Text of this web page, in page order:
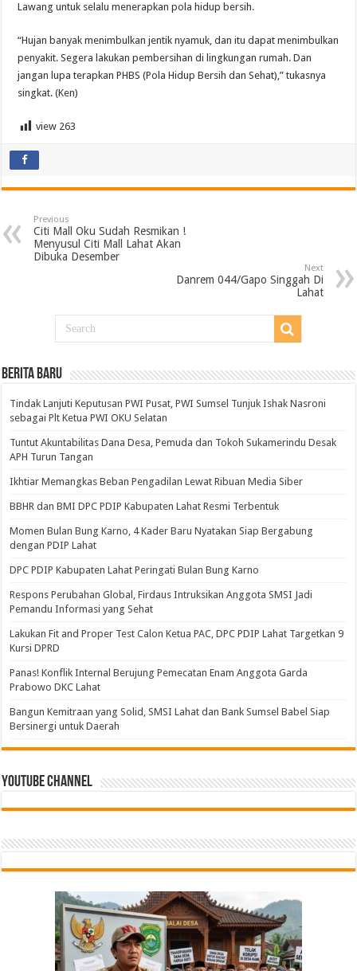
Lawang untuk selalu menerapkan pola hidup bersih.
“Hujan banyak menimbulkan jentik nyamuk, dan itu dapat menimbulkan
penyakit. Segera lakukan pembersihan di lingkungan rumah. Dan
jangan lupa terapkan PHBS (Pola Hidup Bersih dan Sehat),” tukasnya
singkat. (Ken)
view 263
Previous
Citi Mall Oku Sudah Resmikan !
Menyusul Citi Mall Lahat Akan
Dibuka Desember
Next
Danrem 044/Gapo Singgah Di
Lahat
BERITA BARU
Tindak Lanjuti Keputusan PWI Pusat, PWI Sumsel Tunjuk Ishak Nasroni
sebagai Plt Ketua PWI OKU Selatan
Tuntut Akuntabilitas Dana Desa, Pemuda dan Tokoh Sukamerindu Desak
APH Turun Tangan
Ikhtiar Memangkas Beban Pengadilan Lewat Ribuan Media Siber
BBHR dan BMI DPC PDIP Kabupaten Lahat Resmi Terbentuk
Momen Bulan Bung Karno, 4 Kader Baru Nyatakan Siap Bergabung
dengan PDIP Lahat
DPC PDIP Kabupaten Lahat Peringati Bulan Bung Karno
Respons Perubahan Global, Firdaus Intruksikan Anggota SMSI Jadi
Pemandu Informasi yang Sehat
Lakukan Fit and Proper Test Calon Ketua PAC, DPC PDIP Lahat Targetkan 9
Kursi DPRD
Panas! Konflik Internal Berujung Pemecatan Enam Anggota Garda
Prabowo DKC Lahat
Bangun Kemitraan yang Solid, SMSI Lahat dan Bank Sumsel Babel Siap
Bersinergi untuk Daerah
Youtube Channel